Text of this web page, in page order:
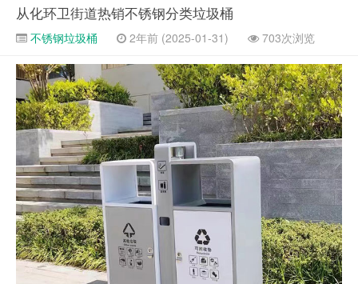
从化环卫街道热销不锈钢分类垃圾桶
不锈钢垃圾桶 2年前 (2025-01-31) 703次浏览